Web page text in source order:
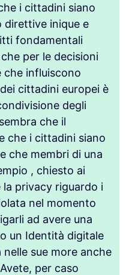
i cittadini siano
direttive inique e
fondamentali
per le decisioni
che influiscono
cittadini europei è
degli
che il
che i cittadini siano
che membri di una
, chiesto ai
privacy riguardo i
nel momento
ad avere una
un Identità digitale
sue more anche
per caso